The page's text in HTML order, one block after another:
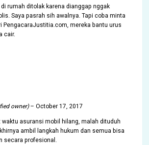
rumah ditolak karena dianggap nggak
Saya pasrah sih awalnya. Tapi coba minta
PengacaraJustitia.com, mereka bantu urus
cair.
owner)– October 17, 2017
waktu asuransi mobil hilang, malah dituduh
ambil langkah hukum dan semua bisa
secara profesional.